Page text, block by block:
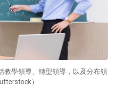
教學領導、轉型領導，以及分布領
）